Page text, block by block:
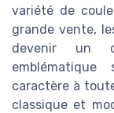
variété de
grande vente,
devenir un
caractère à
classique et